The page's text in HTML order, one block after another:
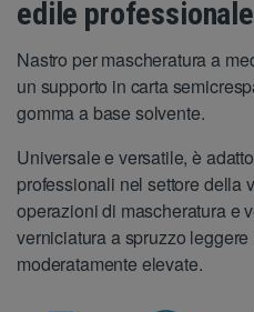
edile professionale
Nastro per mascheratura a
un supporto in carta
gomma a base solvente.
Universale e versatile, è
professionali nel settore della
operazioni di mascheratura e
verniciatura a spruzzo
moderatamente elevate.